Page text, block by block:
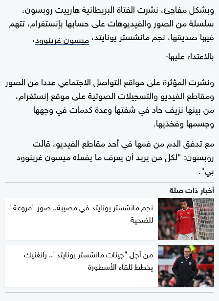
وبشكل مفاجئ، نشرت الفتاة البريطانية هارييت روبسون،
سلسلة من الصور والفيديوهات على حسابها بإنستغرام، تتهم
فيها صديقها، نجم مانشستر يونايتد،ميسون غرينوود،
بالاعتداء عليها.
ونشرت المؤثرة على مواقع التواصل الاجتماعي عددا من الصور
ومقاطع الفيديو والتسجيلات الصوتية على موقع إنستغرام،
من بينها نزيف حاد في شفتها وعدة كدمات في وجهها
وجسمها وفخذيها.
مع تدفق الدم من فمها في أحد مقاطع الفيديو، قالت
روبسون: "لكل من يريد أن يعرف ما يفعله ميسون غرينوود
بي".
أخبار ذات صلة
نجم مانشستر يونايتد في مصيبة.. صور "مروعة"
للضحية
من أجل "جينات مانشستر يونايتد".. رانغنيك
يخطط للقاء الأسطورة